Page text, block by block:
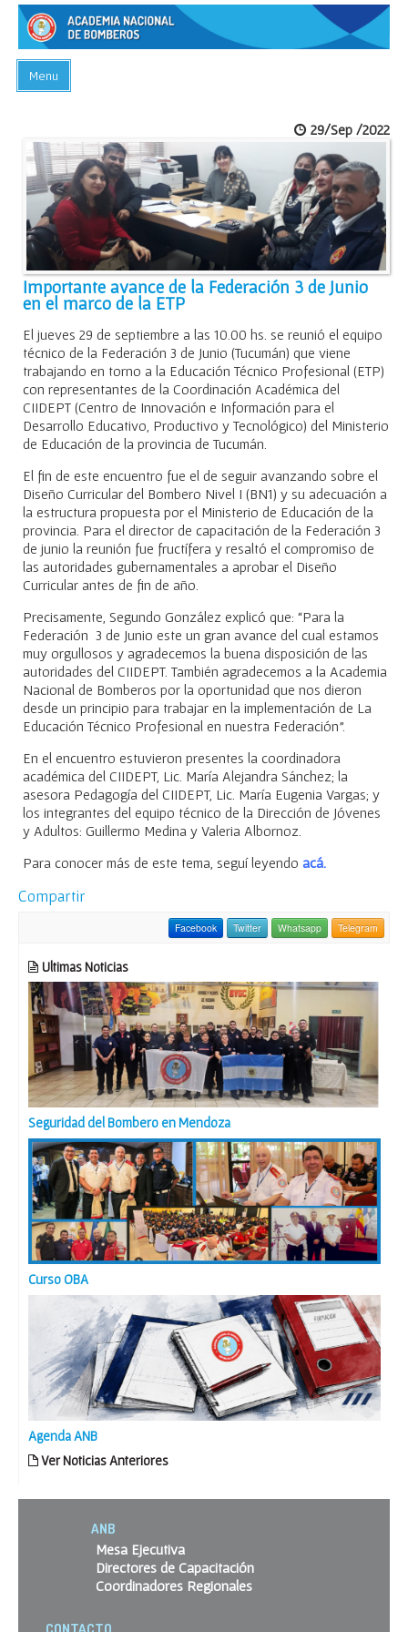
Menu
ACADEMIA
PREGUNTAS FRECUENTES
BIBLIOTECA
EVENTOS
CONTACTO
29/Sep /2022
Importante avance de la Federación 3 de Junio
en el marco de la ETP
El jueves 29 de septiembre a las 10.00 hs. se reunió el equipo
técnico de la Federación 3 de Junio (Tucumán) que viene
trabajando en torno a la Educación Técnico Profesional (ETP)
con representantes de la Coordinación Académica del
CIIDEPT (Centro de Innovación e Información para el
Desarrollo Educativo, Productivo y Tecnológico) del Ministerio
de Educación de la provincia de Tucumán.
El fin de este encuentro fue el de seguir avanzando sobre el
Diseño Curricular del Bombero Nivel I (BN1) y su adecuación a
la estructura propuesta por el Ministerio de Educación de la
provincia. Para el director de capacitación de la Federación 3
de junio la reunión fue fructífera y resaltó el compromiso de
las autoridades gubernamentales a aprobar el Diseño
Curricular antes de fin de año.
Precisamente, Segundo González explicó que: “Para la
Federación 3 de Junio este un gran avance del cual estamos
muy orgullosos y agradecemos la buena disposición de las
autoridades del CIIDEPT. También agradecemos a la Academia
Nacional de Bomberos por la oportunidad que nos dieron
desde un principio para trabajar en la implementación de La
Educación Técnico Profesional en nuestra Federación”.
En el encuentro estuvieron presentes la coordinadora
académica del CIIDEPT, Lic. María Alejandra Sánchez; la
asesora Pedagogía del CIIDEPT, Lic. María Eugenia Vargas; y
los integrantes del equipo técnico de la Dirección de Jóvenes
y Adultos: Guillermo Medina y Valeria Albornoz.
Para conocer más de este tema, seguí leyendo acá.
Compartir
Facebook Twitter Whatsapp Telegram
Ultimas Noticias
Seguridad del Bombero en Mendoza
Curso OBA
Agenda ANB
Ver Noticias Anteriores
ANB
Mesa Ejecutiva
Directores de Capacitación
Coordinadores Regionales